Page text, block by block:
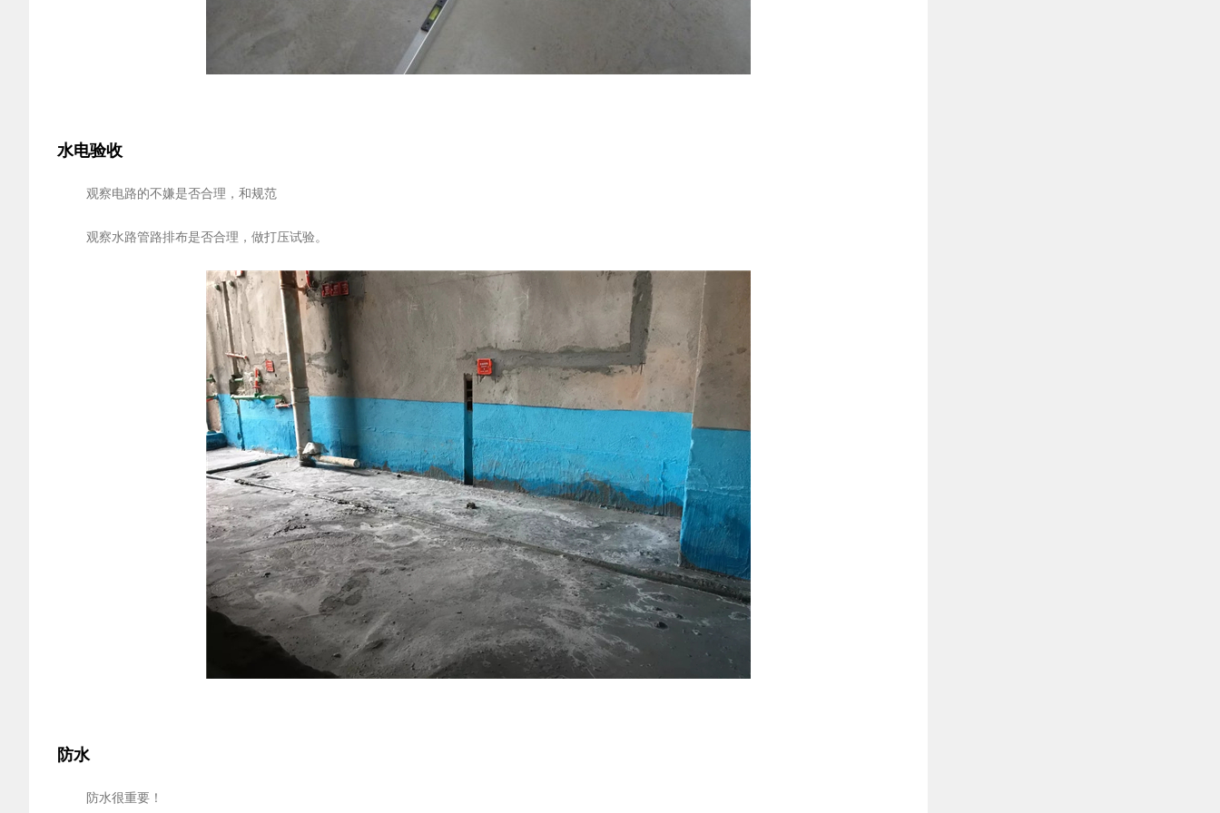
水电验收
观察电路的不嫌是否合理，和规范
观察水路管路排布是否合理，做打压试验。
防水
防水很重要！